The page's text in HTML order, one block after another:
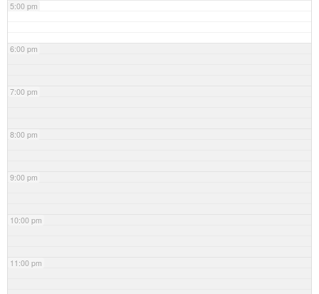
5:00 pm
6:00 pm
7:00 pm
8:00 pm
9:00 pm
10:00 pm
11:00 pm